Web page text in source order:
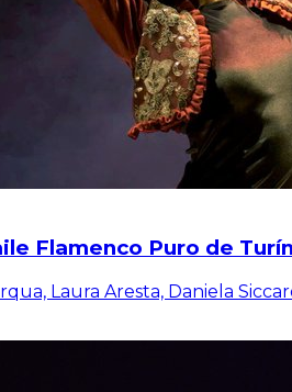
Flamenco Puro de
Laura Aresta, Daniela